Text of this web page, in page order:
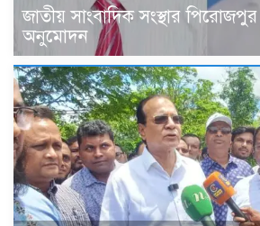
জাতীয় সাংবাদিক সংস্থার
অনুমোদন